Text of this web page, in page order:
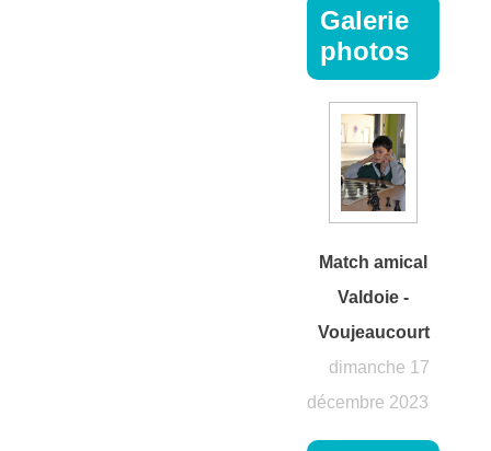
Galerie
photos
Match amical
Valdoie -
Voujeaucourt
dimanche 17
décembre 2023